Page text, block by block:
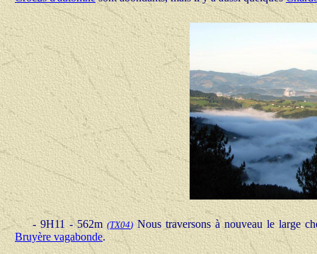
- 9H11 - 562m(TX04)Nous traversons à nouveau le large
Bruyère vagabonde.